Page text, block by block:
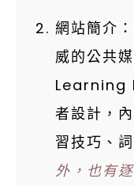
網站簡介
威的公共
Learning
者設計，
習技巧、
外，也有